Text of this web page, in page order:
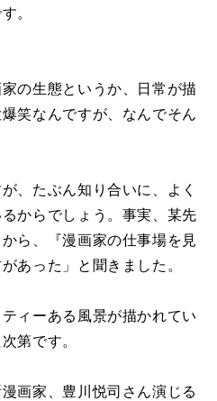
。
の生態というか、日常が描
笑なんですが、なんでそん
、たぶん知り合いに、よく
からでしょう。事実、某先
ら、『漫画家の仕事場を見
あった」と聞きました。
ィーある風景が描かれてい
第です。
画家、豊川悦司さん演じる